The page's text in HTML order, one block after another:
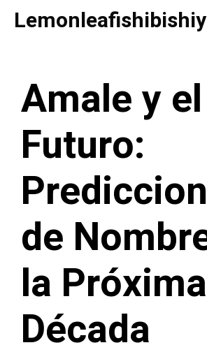
Saltar
Amale y el
Futuro:
de
la Próxima
Década